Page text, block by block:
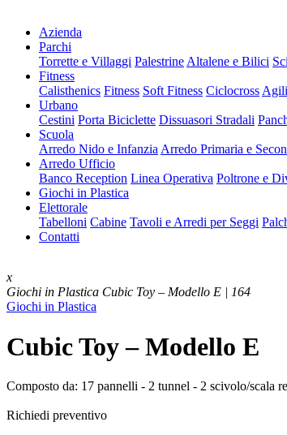
Azienda
Parchi
Torrette e Villaggi Palestrine Altalene e Bilici
Fitness
Calisthenics Fitness Soft Fitness Ciclocross
Urbano
Cestini Porta Biciclette Dissuasori Stradali
Scuola
Arredo Nido e Infanzia Arredo Primaria e
Arredo Ufficio
Banco Reception Linea Operativa Poltrone e
Giochi in Plastica
Elettorale
Tabelloni Cabine Tavoli e Arredi per Seggi
Contatti
x
Giochi in Plastica Cubic Toy – Modello E | 164
Giochi in Plastica
Cubic Toy – Modello E
Composto da: 17 pannelli - 2 tunnel - 2 scivolo/scala
Richiedi preventivo